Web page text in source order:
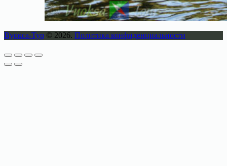
Вуокса-Тур © 2026. Политика конфиденциальности